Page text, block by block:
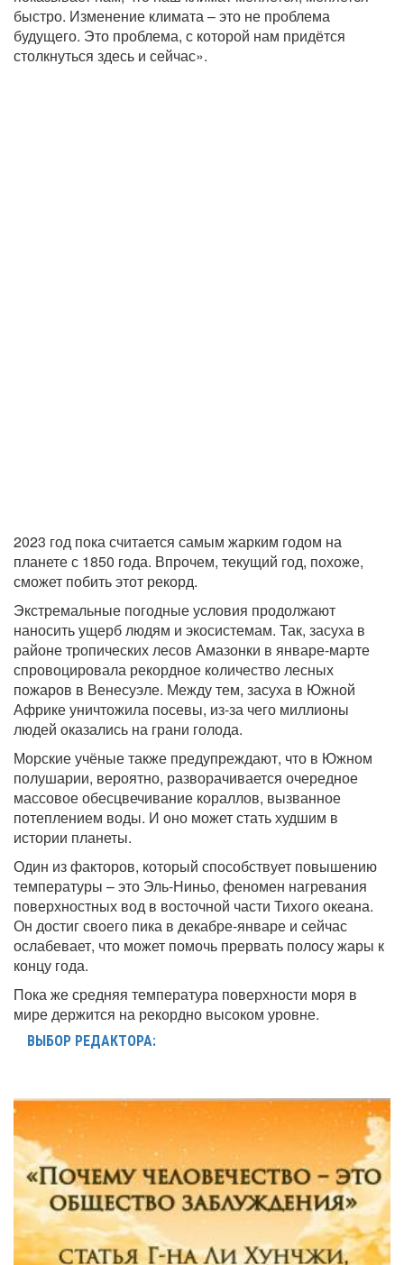
быстро. Изменение климата – это не проблема
будущего. Это проблема, с которой нам придётся
столкнуться здесь и сейчас».
2023 год пока считается самым жарким годом на
планете с 1850 года. Впрочем, текущий год, похоже,
сможет побить этот рекорд.
Экстремальные погодные условия продолжают
наносить ущерб людям и экосистемам. Так, засуха в
районе тропических лесов Амазонки в январе-марте
спровоцировала рекордное количество лесных
пожаров в Венесуэле. Между тем, засуха в Южной
Африке уничтожила посевы, из-за чего миллионы
людей оказались на грани голода.
Морские учёные также предупреждают, что в Южном
полушарии, вероятно, разворачивается очередное
массовое обесцвечивание кораллов, вызванное
потеплением воды. И оно может стать худшим в
истории планеты.
Один из факторов, который способствует повышению
температуры – это Эль-Ниньо, феномен нагревания
поверхностных вод в восточной части Тихого океана.
Он достиг своего пика в декабре-январе и сейчас
ослабевает, что может помочь прервать полосу жары к
концу года.
Пока же средняя температура поверхности моря в
мире держится на рекордно высоком уровне.
ВЫБОР РЕДАКТОРА: